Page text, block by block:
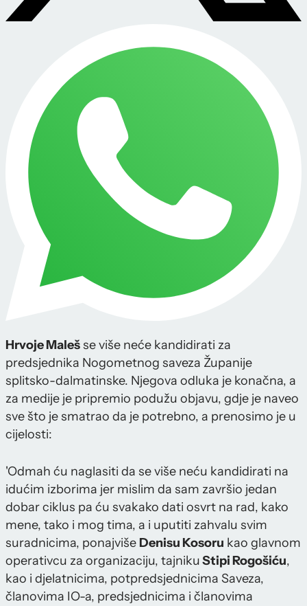
Hrvoje Malešse više neće kandidirati za
predsjednika Nogometnog saveza Županije
splitsko-dalmatinske. Njegova odluka je konačna, a
za medije je pripremio podužu objavu, gdje je naveo
sve što je smatrao da je potrebno, a prenosimo je u
cijelosti:
'Odmah ću naglasiti da se više neću kandidirati na
idućim izborima jer mislim da sam završio jedan
dobar ciklus pa ću svakako dati osvrt na rad, kako
mene, tako i mog tima, a i uputiti zahvalu svim
suradnicima, ponajviše Denisu Kosoru kao glavnom
operativcu za organizaciju, tajnikuStipi Rogošiću,
kao i djelatnicima, potpredsjednicima Saveza,
članovima IO-a, predsjednicima i članovima